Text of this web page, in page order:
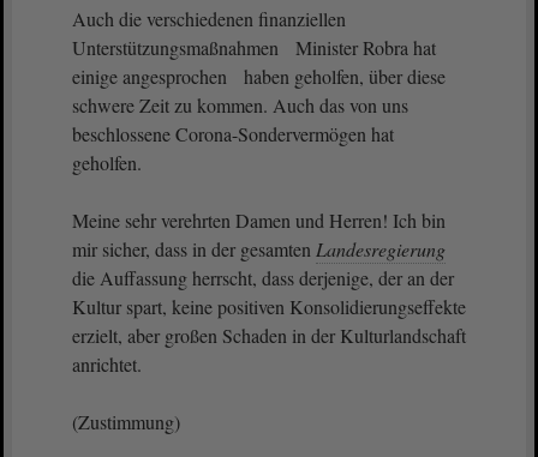
Auch die verschiedenen finanziellen
Unterstützungsmaßnahmen Minister Robra hat
einige angesprochen haben geholfen, über diese
schwere Zeit zu kommen. Auch das von uns
beschlossene Corona-Sondervermögen hat
geholfen.
Meine sehr verehrten Damen und Herren! Ich bin
mir sicher, dass in der gesamten Landesregierung
die Auffassung herrscht, dass derjenige, der an der
Kultur spart, keine positiven Konsolidierungseffekte
erzielt, aber großen Schaden in der Kulturlandschaft
anrichtet.
(Zustimmung)